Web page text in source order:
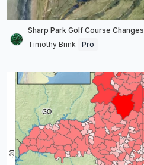
Sharp Park Golf Course Changes
Timothy Brink
Pro